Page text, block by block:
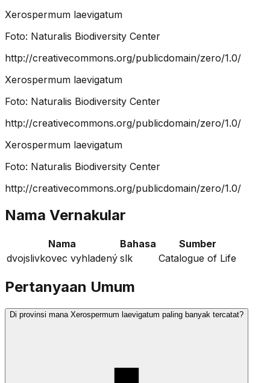
Xerospermum laevigatum
Foto: Naturalis Biodiversity Center
http://creativecommons.org/publicdomain/zero/1.0/
Xerospermum laevigatum
Foto: Naturalis Biodiversity Center
http://creativecommons.org/publicdomain/zero/1.0/
Xerospermum laevigatum
Foto: Naturalis Biodiversity Center
http://creativecommons.org/publicdomain/zero/1.0/
Nama Vernakular
Nama Bahasa
Sumber
dvojslivkovec vyhladený slk Catalogue of Life
Pertanyaan Umum
Di provinsi mana Xerospermum laevigatum paling banyak tercatat?